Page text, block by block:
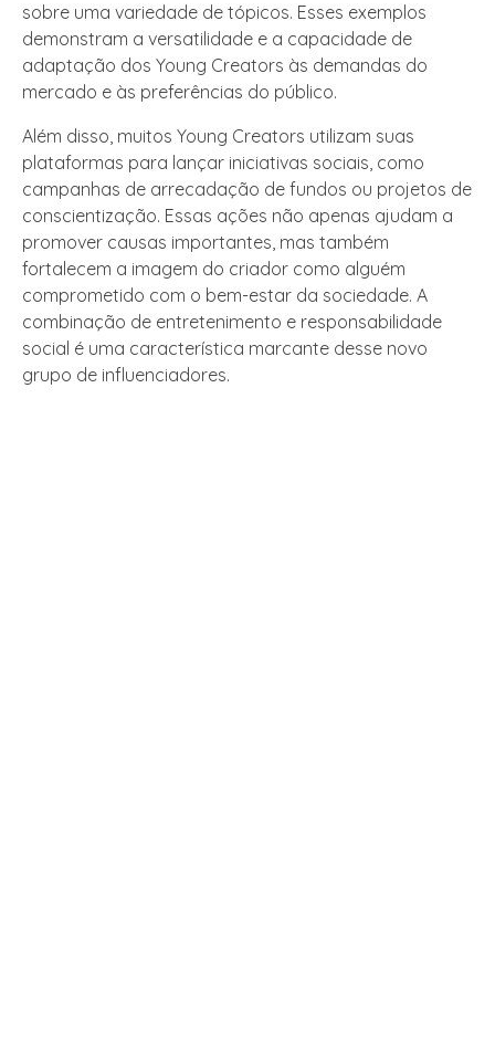
sobre uma variedade de tópicos. Esses exemplos
demonstram a versatilidade e a capacidade de
adaptação dos Young Creators às demandas do
mercado e às preferências do público.
Além disso, muitos Young Creators utilizam suas
plataformas para lançar iniciativas sociais, como
campanhas de arrecadação de fundos ou projetos de
conscientização. Essas ações não apenas ajudam a
promover causas importantes, mas também
fortalecem a imagem do criador como alguém
comprometido com o bem-estar da sociedade. A
combinação de entretenimento e responsabilidade
social é uma característica marcante desse novo
grupo de influenciadores.